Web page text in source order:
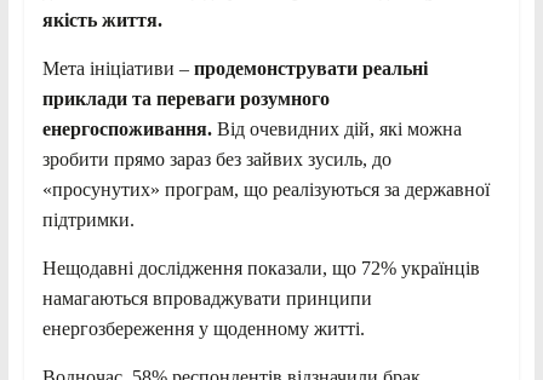
якість життя.
Мета ініціативи – продемонструвати реальні
приклади та переваги розумного
енергоспоживання.Від очевидних дій, які можна
зробити прямо зараз без зайвих зусиль, до
«просунутих» програм, що реалізуються за державної
підтримки.
Нещодавні дослідження показали, що 72% українців
намагаються впроваджувати принципи
енергозбереження у щоденному житті.